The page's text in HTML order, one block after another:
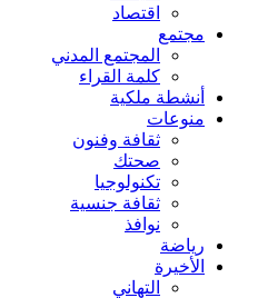
اقتصاد
مجتمع
المجتمع المدني
كلمة القراء
أنشطة ملكية
منوعات
ثقافة وفنون
صحتك
تكنولوجيا
ثقافة جنسية
نوافذ
رياضة
الأخيرة
التهاني